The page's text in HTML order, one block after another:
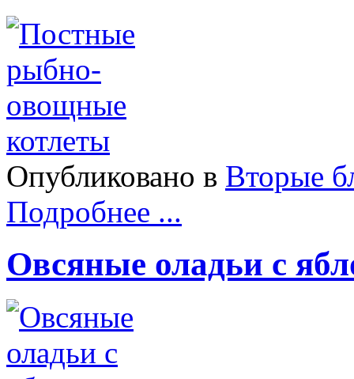
Опубликовано в Вторые
Подробнее ...
Овсяные оладьи с